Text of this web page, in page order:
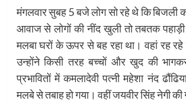
मंगलवार सुबह 5 बजे लोग सो रहे थे कि बिजली
आवाज से लोगों की नींद खुली तो तबतक पहाड़ी
मलबा घरों के ऊपर से बह रहा था। वहां रह रहे
उन्होंने किसी तरह बच्चों और खुद की
प्रभावितों में कमलादेवी पत्नी महेशा नंद
मलबे से तबाह हो गया। वहीं जयवीर सिंह नेगी की